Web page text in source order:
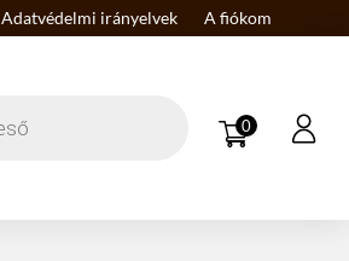
Adatvédelmi irányelvek A fiókom
0